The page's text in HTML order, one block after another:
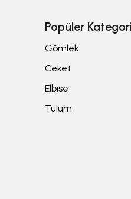
Popüler
Gömlek
Ceket
Elbise
Tulum